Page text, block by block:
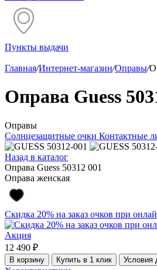
Пункты выдачи
Главная/Интернет-магазин/Оправы/
Оправа Guess
Оправы
Солнцезащитные очки Контактные
Назад в каталог
Оправа Guess 50312 001
Оправа женская
Скидка 20% на заказ очков при
Акция
12 490 ₽
В корзину Купить в 1 клик Условия